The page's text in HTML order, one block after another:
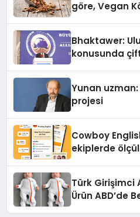
göre, Vegan
Bhaktawer:
konusunda
Yunan uzman:
projesi
Cowboy
ekiplerde
Türk Girişimci
Ürün ABD’de